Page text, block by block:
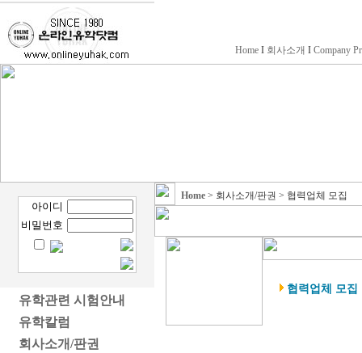
Home I 회사소개 I Company
아이디
비밀번호
유학관련 시험안내
유학칼럼
회사소개/판권
Home > 회사소개/판권 > 협력업체 모집
협력업체 모집